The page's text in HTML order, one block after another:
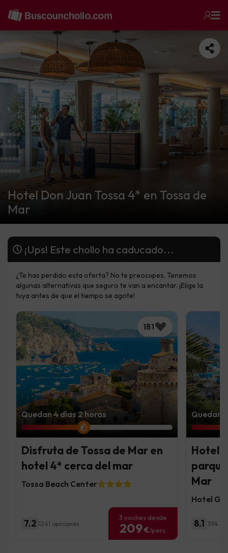
Hotel Don Juan Tossa 4* en Tossa de
Mar
¡Ups! Este chollo ha caducado...
¿Te has perdido esta oferta? No te preocupes. Tenemos
algunas alternativas que seguro te van a encantar. ¡Elige la
tuya antes de que el tiempo se agote!
181
Quedan 4 días 2 horas
Disfruta de Tossa de Mar en
hotel 4* cerca del mar
Tossa Beach Center
7.2 1241 opiniones
3 noches desde
209€/pers.
Quedan
Hotel
Mar
Hotel
8.1 394